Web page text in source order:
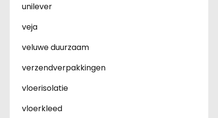
unilever
veja
veluwe duurzaam
verzendverpakkingen
vloerisolatie
vloerkleed